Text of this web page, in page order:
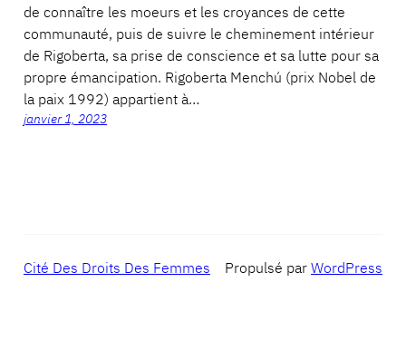
de connaître les moeurs et les croyances de cette
communauté, puis de suivre le cheminement intérieur
de Rigoberta, sa prise de conscience et sa lutte pour sa
propre émancipation. Rigoberta Menchú (prix Nobel de
la paix 1992) appartient à…
janvier 1, 2023
Cité Des Droits Des Femmes Propulsé parWordPress